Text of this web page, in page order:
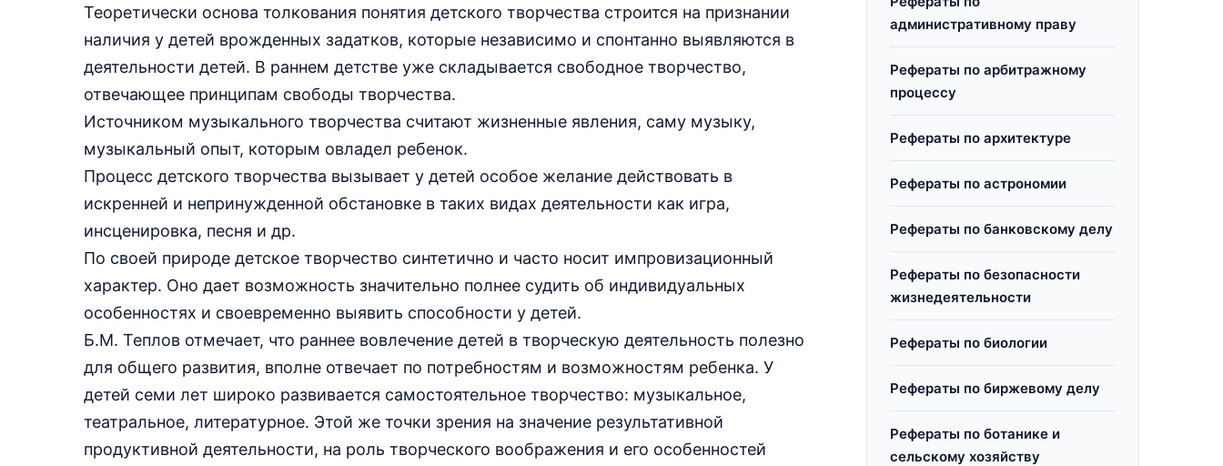
Теоретически основа толкования понятия детского творчества строится на признании
наличия у детей врожденных задатков, которые независимо и спонтанно выявляются в
деятельности детей. В раннем детстве уже складывается свободное творчество,
отвечающее принципам свободы творчества.
Источником музыкального творчества считают жизненные явления, саму музыку,
музыкальный опыт, которым овладел ребенок.
Процесс детского творчества вызывает у детей особое желание действовать в
искренней и непринужденной обстановке в таких видах деятельности как игра,
инсценировка, песня и др.
По своей природе детское творчество синтетично и часто носит импровизационный
характер. Оно дает возможность значительно полнее судить об индивидуальных
особенностях и своевременно выявить способности у детей.
Б.М. Теплов отмечает, что раннее вовлечение детей в творческую деятельность полезно
для общего развития, вполне отвечает по потребностям и возможностям ребенка. У
детей семи лет широко развивается самостоятельное творчество: музыкальное,
театральное, литературное. Этой же точки зрения на значение результативной
продуктивной деятельности, на роль творческого воображения и его особенностей
административному праву
Рефераты по арбитражному
процессу
Рефераты по архитектуре
Рефераты по астрономии
Рефераты по банковскому делу
Рефераты по безопасности
жизнедеятельности
Рефераты по биологии
Рефераты по биржевому делу
Рефераты по ботанике и
сельскому хозяйству